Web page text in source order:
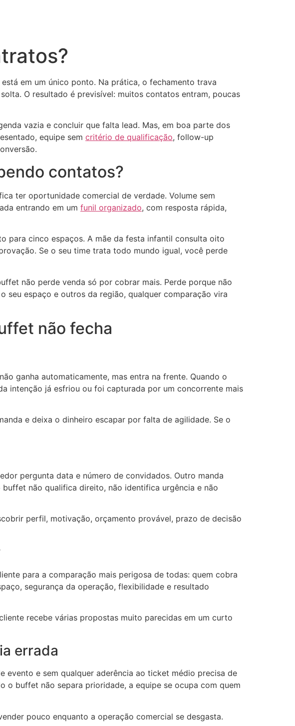
em um único ponto. Na prática, o fechamento trava
O resultado é previsível: muitos contatos entram, poucas
vazia e concluir que falta lead. Mas, em boa parte dos
equipe sem critério de qualificação, follow-up
contatos?
ter oportunidade comercial de verdade. Volume sem
entrando em um funil organizado, com resposta rápida,
para cinco espaços. A mãe da festa infantil consulta oito
Se o seu time trata todo mundo igual, você perde
não perde venda só por cobrar mais. Perde porque não
seu espaço e outros da região, qualquer comparação vira
não fecha
ganha automaticamente, mas entra na frente. Quando o
intenção já esfriou ou foi capturada por um concorrente mais
e deixa o dinheiro escapar por falta de agilidade. Se o
pergunta data e número de convidados. Outro manda
não qualifica direito, não identifica urgência e não
perfil, motivação, orçamento provável, prazo de decisão
para a comparação mais perigosa de todas: quem cobra
segurança da operação, flexibilidade e resultado
recebe várias propostas muito parecidas em um curto
errada
e sem qualquer aderência ao ticket médio precisa de
o buffet não separa prioridade, a equipe se ocupa com quem
pouco enquanto a operação comercial se desgasta.